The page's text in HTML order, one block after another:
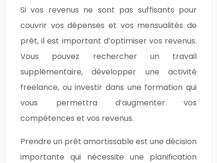
Si vos revenus ne sont pas suffisants pour
couvrir vos dépenses et vos mensualités de
prêt, il est important d’optimiser vos revenus.
Vous pouvez rechercher un travail
supplémentaire, développer une activité
freelance, ou investir dans une formation qui
vous permettra d’augmenter vos
compétences et vos revenus.
Prendre un prêt amortissable est une décision
importante qui nécessite une planification